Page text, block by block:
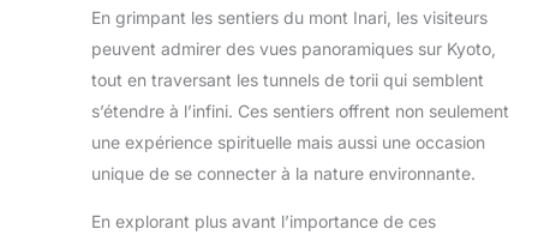
En grimpant les sentiers du mont Inari, les visiteurs
peuvent admirer des vues panoramiques sur Kyoto,
tout en traversant les tunnels de torii qui semblent
s’étendre à l’infini. Ces sentiers offrent non seulement
une expérience spirituelle mais aussi une occasion
unique de se connecter à la nature environnante.
En explorant plus avant l’importance de ces